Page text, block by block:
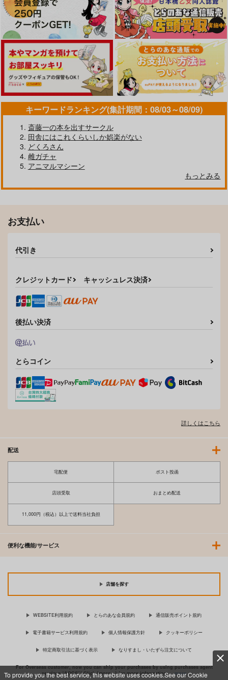
To provide you the best service, this website uses cookies.See our Cookie
キーワードランキング(集計期間：08/03～08/09)
斎藤一の本を出すサークル
田舎にはこれくらいしか娯楽がない
どくろさん
雌ガチャ
アニマルマシーン
もっとみる
お支払い
代引き
クレジットカード キャッシュレス決済
後払い決済
とらコイン
詳しくはこちら
配送
宅配便 ポスト投函
店頭受取 おまとめ配送
11,000円（税込）以上で送料当社負担
便利な機能/サービス
店舗を探す
WEBSITE利用規約 とらのあな会員規約 通信販売ポイント規約
電子書籍サービス利用規約 個人情報保護方針 クッキーポリシー
特定商取引法に基づく表示 なりすまし・いたずら注文について
For Overseas customer, now you can ship your purchases by using purchases agent
services “AOCS”! Click {more…} for more information …more